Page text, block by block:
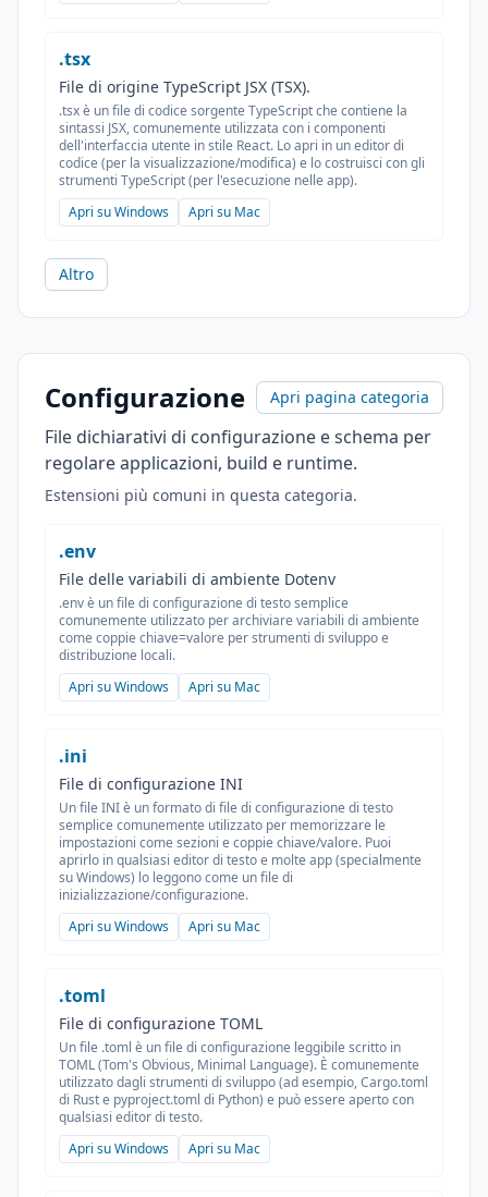
.tsx
File di origine TypeScript JSX (TSX).
.tsx è un file di codice sorgente TypeScript che contiene la
sintassi JSX, comunemente utilizzata con i componenti
dell'interfaccia utente in stile React. Lo apri in un editor di
codice (per la visualizzazione/modifica) e lo costruisci con gli
strumenti TypeScript (per l'esecuzione nelle app).
Apri su Windows
Apri su Mac
Altro
Configurazione Apri pagina categoria
File dichiarativi di configurazione e schema per
regolare applicazioni, build e runtime.
Estensioni più comuni in questa categoria.
.env
File delle variabili di ambiente Dotenv
.env è un file di configurazione di testo semplice
comunemente utilizzato per archiviare variabili di ambiente
come coppie chiave=valore per strumenti di sviluppo e
distribuzione locali.
Apri su Windows
Apri su Mac
.ini
File di configurazione INI
Un file INI è un formato di file di configurazione di testo
semplice comunemente utilizzato per memorizzare le
impostazioni come sezioni e coppie chiave/valore. Puoi
aprirlo in qualsiasi editor di testo e molte app (specialmente
su Windows) lo leggono come un file di
inizializzazione/configurazione.
Apri su Windows
Apri su Mac
.toml
File di configurazione TOML
Un file .toml è un file di configurazione leggibile scritto in
TOML (Tom's Obvious, Minimal Language). È comunemente
utilizzato dagli strumenti di sviluppo (ad esempio, Cargo.toml
di Rust e pyproject.toml di Python) e può essere aperto con
qualsiasi editor di testo.
Apri su Windows
Apri su Mac